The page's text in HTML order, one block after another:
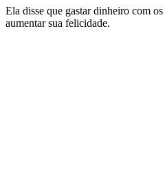
Ela disse que gastar dinheiro com
aumentar sua felicidade.